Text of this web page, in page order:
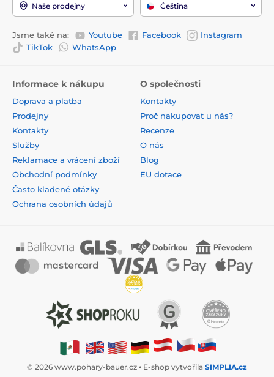
Naše prodejny Čeština
Jsme také na: Youtube Facebook
Instagram
TikTok
WhatsApp
Informace k nákupu
Doprava a platba
Prodejny
Kontakty
Služby
Reklamace a vrácení zboží
Obchodní podmínky
Často kladené otázky
Ochrana osobních údajů
O společnosti
Kontakty
Proč nakupovat u nás?
Recenze
O nás
Blog
EU dotace
© 2026 www.pohary-bauer.cz ⦁ E-shop vytvořila SIMPLIA.cz